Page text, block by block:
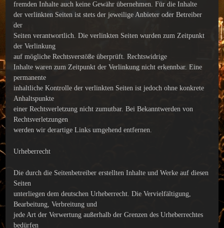
fremden Inhalte auch keine Gewähr übernehmen. Für die Inhalte
der verlinkten Seiten ist stets der jeweilige Anbieter oder Betreiber
der
Seiten verantwortlich. Die verlinkten Seiten wurden zum Zeitpunkt
der Verlinkung
auf mögliche Rechtsverstöße überprüft. Rechtswidrige
Inhalte waren zum Zeitpunkt der Verlinkung nicht erkennbar. Eine
permanente
inhaltliche Kontrolle der verlinkten Seiten ist jedoch ohne konkrete
Anhaltspunkte
einer Rechtsverletzung nicht zumutbar. Bei Bekanntwerden von
Rechtsverletzungen
werden wir derartige Links umgehend entfernen.
Urheberrecht
Die durch die Seitenbetreiber erstellten Inhalte und Werke auf diesen
Seiten
unterliegen dem deutschen Urheberrecht. Die Vervielfältigung,
Bearbeitung, Verbreitung und
jede Art der Verwertung außerhalb der Grenzen des Urheberrechtes
bedürfen